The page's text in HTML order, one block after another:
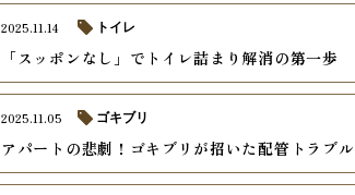
「スッポンなし」でトイレ詰まり解消の第一歩
2025.11.14 トイレ
アパートの悲劇！ゴキブリが招いた配管トラブル
2025.11.05 ゴキブリ